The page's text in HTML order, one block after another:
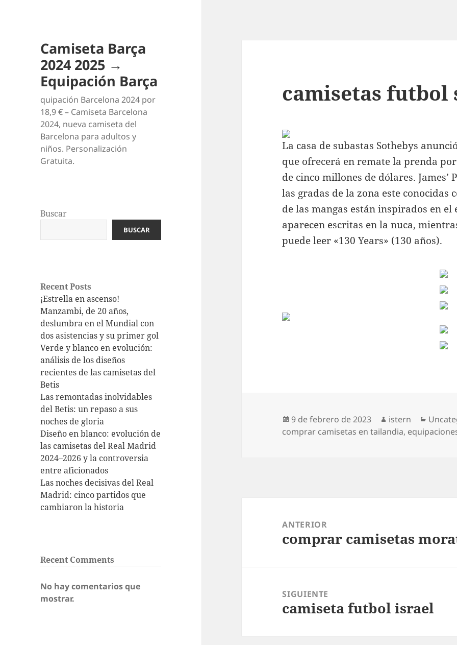
Camiseta Barça
2024 2025 →
Equipación Barça
quipación Barcelona 2024 por
18,9 € – Camiseta Barcelona
2024, nueva camiseta del
Barcelona para adultos y
niños. Personalización
Gratuita.
Buscar
BUSCAR
Recent Posts
¡Estrella en ascenso!
Manzambi, de 20 años,
deslumbra en el Mundial con
dos asistencias y su primer gol
Verde y blanco en evolución:
análisis de los diseños
recientes de las camisetas del
Betis
Las remontadas inolvidables
del Betis: un repaso a sus
noches de gloria
Diseño en blanco: evolución de
las camisetas del Real Madrid
2024–2026 y la controversia
entre aficionados
Las noches decisivas del Real
Madrid: cinco partidos que
cambiaron la historia
Recent Comments
No hay comentarios que
mostrar.
camisetas futbol
La casa de subastas Sothebys
que ofrecerá en remate la prenda
de cinco millones de dólares. James’
las gradas de la zona este conocidas
de las mangas están inspirados en el
aparecen escritas en la nuca,
puede leer «130 Years» (130 años).
Publicado
el
9 de febrero de 2023 Autor
istern
comprar camisetas en tailandia,
entradas
ANTERIOR
Entrada
comprar camisetas
SIGUIENTE
Entrada
camiseta futbol israel